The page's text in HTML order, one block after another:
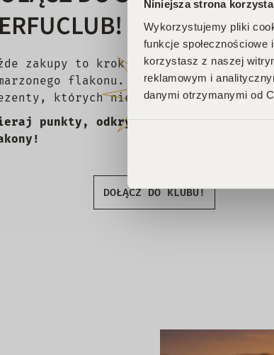
Niniejsza strona
Wykorzystujemy pliki
funkcje
korzystasz z naszej
reklamowym i
danymi otrzymanymi od
zakupy to krok w stronę Twojego
flakonu. Czekają na Ciebie
których nie chcesz przegapić!
punkty, odkrywaj emocje, odbieraj
DOŁĄCZ DO KLUBU!